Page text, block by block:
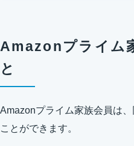
Amazonプライム
と
Amazonプライム家族会員は
ことができます。